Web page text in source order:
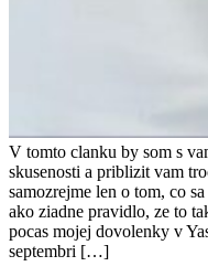
V tomto clanku by som s
skusenosti a priblizit vam
samozrejme len o tom, co
ako ziadne pravidlo, ze to
pocas mojej dovolenky v
septembri […]